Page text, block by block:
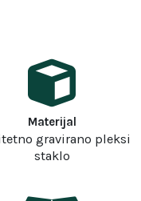
Materijal
gravirano pleksi
staklo